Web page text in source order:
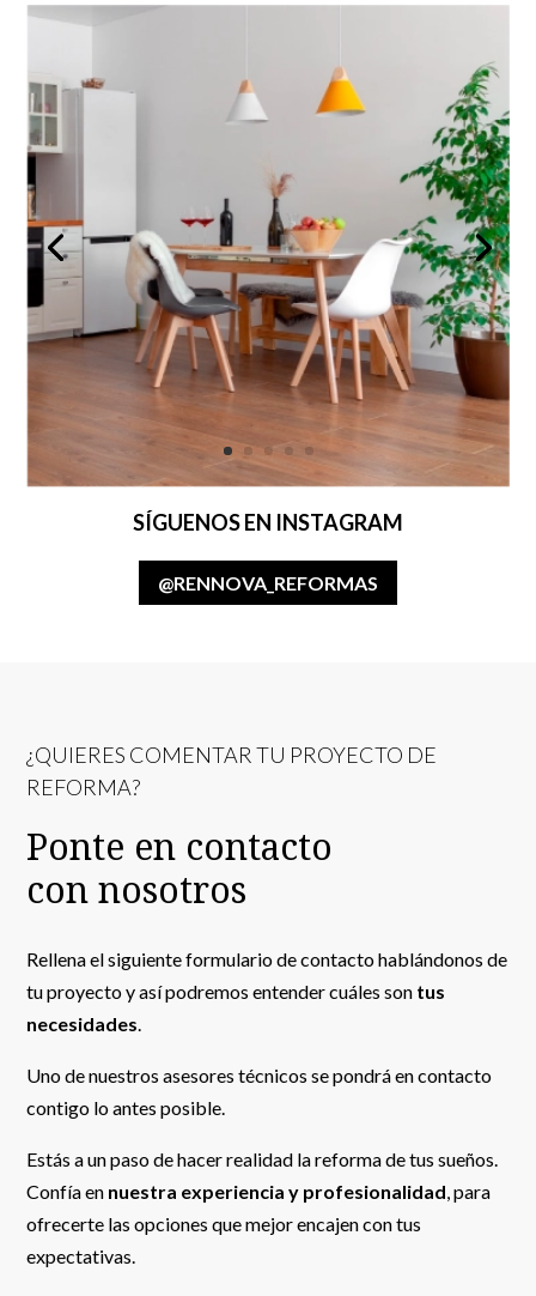
SÍGUENOS EN INSTAGRAM
@RENNOVA_REFORMAS
¿QUIERES COMENTAR TU PROYECTO DE
REFORMA?
Ponte en contacto
con nosotros
Rellena el siguiente formulario de contacto hablándonos de
tu proyecto y así podremos entender cuáles son tus
necesidades
Uno de nuestros asesores técnicos se pondrá en contacto
contigo lo antes posible.
Estás a un paso de hacer realidad la reforma de tus sueños.
Confía en nuestra experiencia y profesionalidad , para
ofrecerte las opciones que mejor encajen con tus
expectativas.